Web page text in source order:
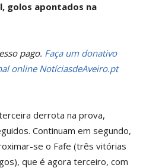
golos apontados na
pago. Faça um donativo
online NotíciasdeAveiro.pt
derrota na prova,
Continuam em segundo,
se o Fafe (três vitórias
que é agora terceiro, com